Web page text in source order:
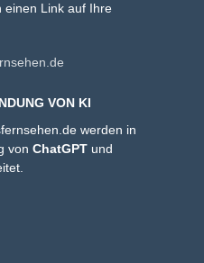
einen Link auf Ihre
VON KI
werden in
von ChatGPT und